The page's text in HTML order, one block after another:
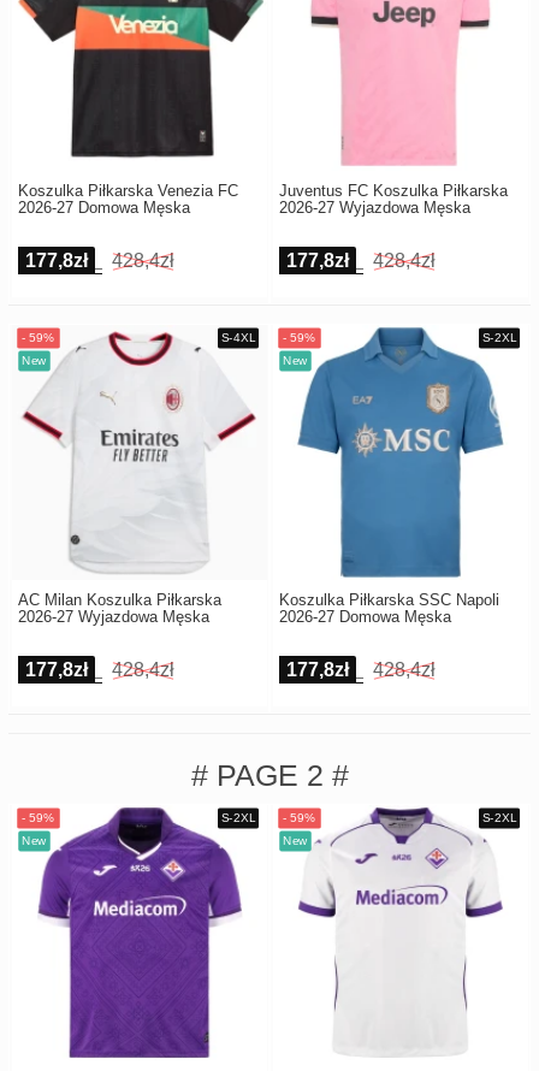
Koszulka Piłkarska Venezia FC
2026-27 Domowa Męska
177,8zł 428,4zł
Juventus FC Koszulka Piłkarska
2026-27 Wyjazdowa Męska
177,8zł 428,4zł
AC Milan Koszulka Piłkarska
2026-27 Wyjazdowa Męska
177,8zł 428,4zł
Koszulka Piłkarska SSC Napoli
2026-27 Domowa Męska
177,8zł 428,4zł
# PAGE 2 #